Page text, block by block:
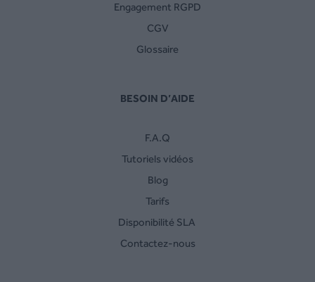
Engagement RGPD
CGV
Glossaire
BESOIN D’AIDE
F.A.Q
Tutoriels vidéos
Blog
Tarifs
Disponibilité SLA
Contactez-nous